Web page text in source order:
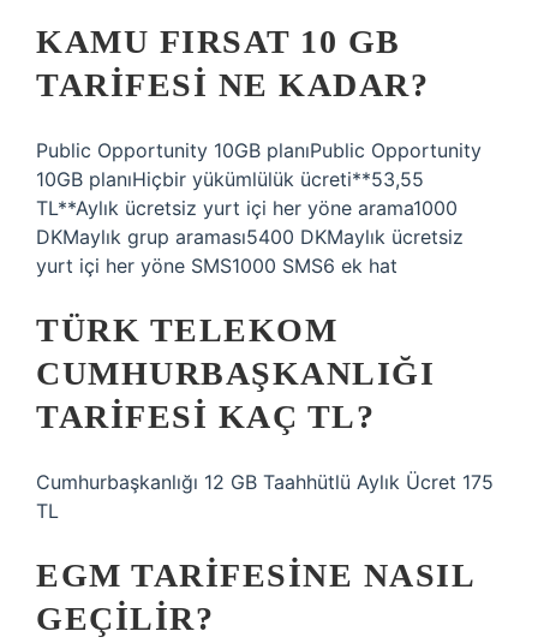
KAMU FIRSAT 10 GB
TARIFESI NE KADAR?
Public Opportunity 10GB planıPublic Opportunity
10GB planıHiçbir yükümlülük ücreti**53,55
TL**Aylık ücretsiz yurt içi her yöne arama1000
DKMaylık grup araması5400 DKMaylık ücretsiz
yurt içi her yöne SMS1000 SMS6 ek hat
TÜRK TELEKOM
CUMHURBAŞKANLIĞI
TARIFESI KAÇ TL?
Cumhurbaşkanlığı 12 GB Taahhütlü Aylık Ücret 175
TL
EGM TARIFESINE NASIL
GEÇILIR?